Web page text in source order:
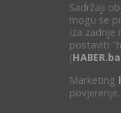
Sadržaji
mogu se
Iza zadnje
postaviti
(HABER.ba
Marketing
povjerenje.